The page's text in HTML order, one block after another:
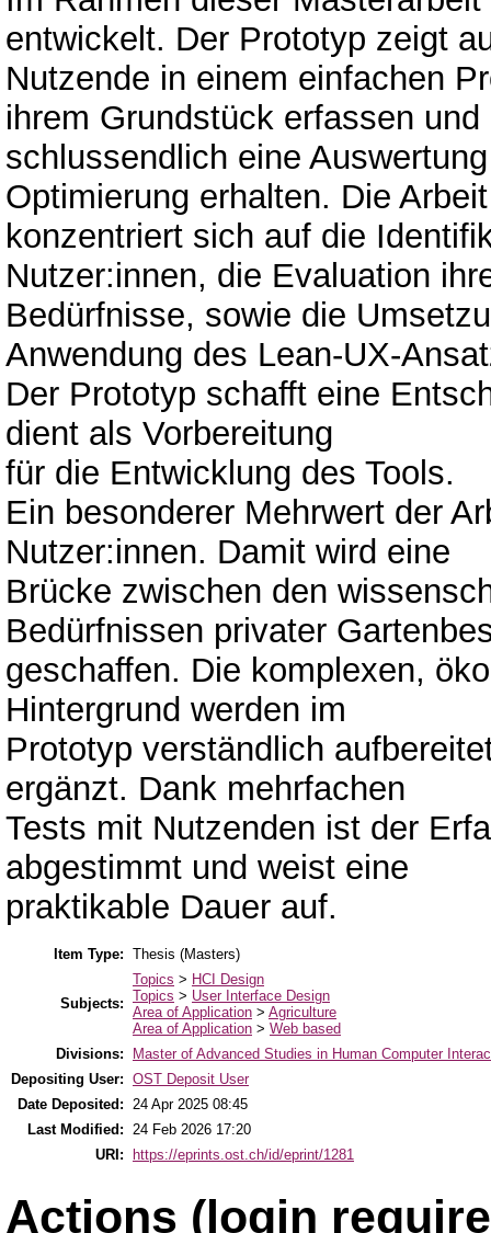
entwickelt. Der Prototyp zeigt
Nutzende in einem einfachen
ihrem Grundstück erfassen und
schlussendlich eine
Optimierung erhalten. Die Arbeit
konzentriert sich auf die
Nutzer:innen, die Evaluation
Bedürfnisse, sowie die
Anwendung des Lean-UX-
Der Prototyp schafft eine
dient als Vorbereitung
für die Entwicklung des Tools.
Ein besonderer Mehrwert der
Nutzer:innen. Damit wird eine
Brücke zwischen den
Bedürfnissen privater
geschaffen. Die komplexen,
Hintergrund werden im
Prototyp verständlich
ergänzt. Dank mehrfachen
Tests mit Nutzenden ist der
abgestimmt und weist eine
praktikable Dauer auf.
Item Type: Thesis (Masters)
Subjects:
Topics > HCI Design
Topics > User Interface Design
Area of Application > Agriculture
Area of Application > Web based
Divisions:
Master of Advanced Studies in Human Computer
Depositing User: OST Deposit User
Date Deposited: 24 Apr 2025 08:45
Last Modified: 24 Feb 2026 17:20
URI:
https://eprints.ost.ch/id/eprint/1281
Actions (login